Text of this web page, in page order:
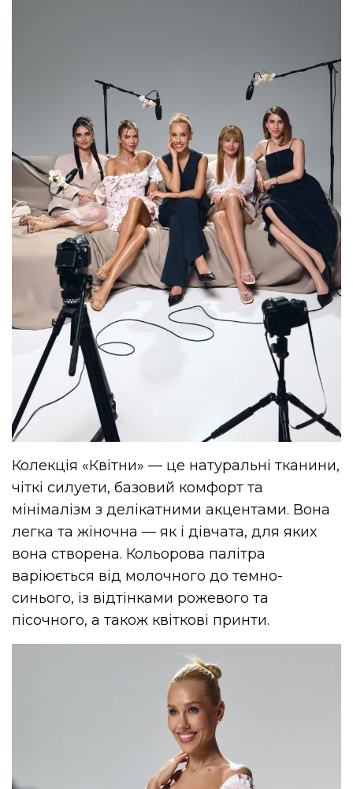
Колекція «Квітни» — це натуральні тканини,
чіткі силуети, базовий комфорт та
мінімалізм з делікатними акцентами. Вона
легка та жіночна — як і дівчата, для яких
вона створена. Кольорова палітра
варіюється від молочного до темно-
синього, із відтінками рожевого та
пісочного, а також квіткові принти.